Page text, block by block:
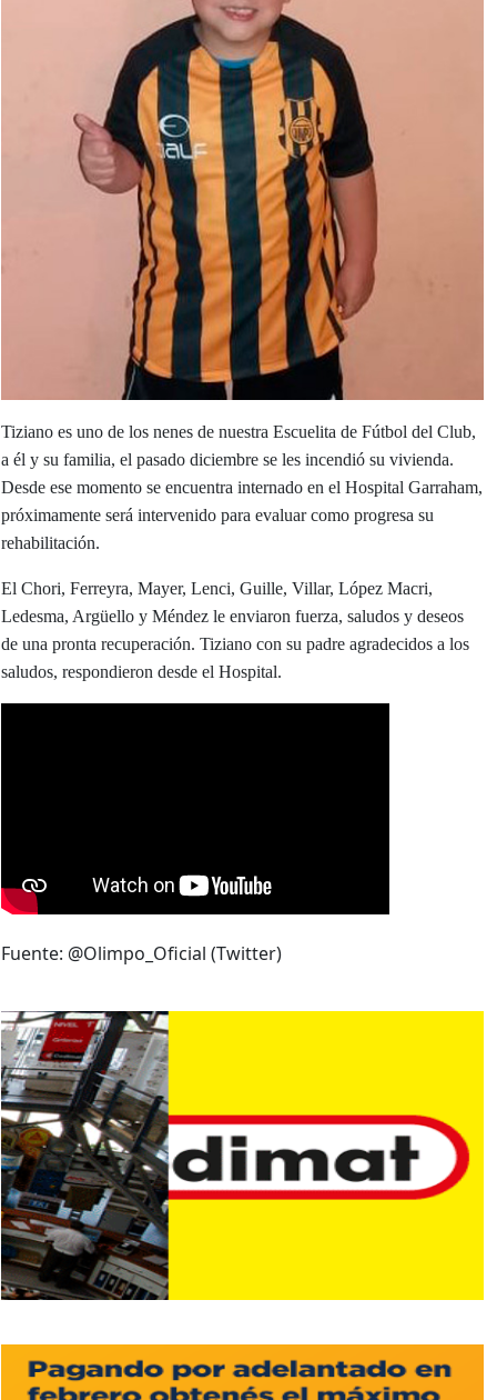
Tiziano es uno de los nenes de nuestra Escuelita de Fútbol del Club,
a él y su familia, el pasado diciembre se les incendió su vivienda.
Desde ese momento se encuentra internado en el Hospital Garraham,
próximamente será intervenido para evaluar como progresa su
rehabilitación.
El Chori, Ferreyra, Mayer, Lenci, Guille, Villar, López Macri,
Ledesma, Argüello y Méndez le enviaron fuerza, saludos y deseos
de una pronta recuperación. Tiziano con su padre agradecidos a los
saludos, respondieron desde el Hospital.
Fuente: @Olimpo_Oficial (Twitter)